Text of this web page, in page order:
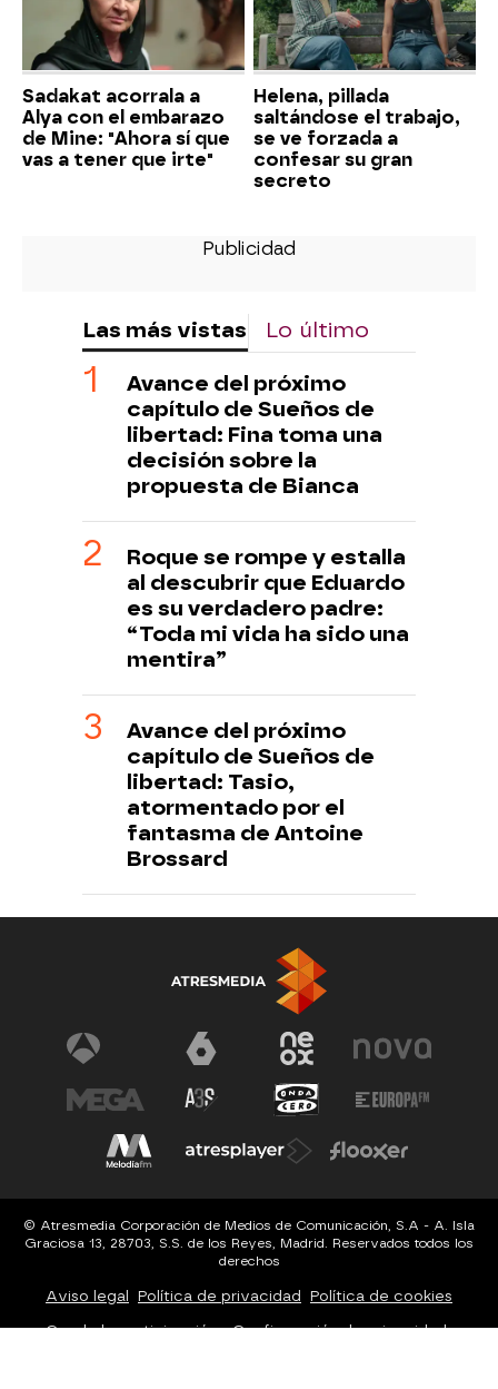
Sadakat acorrala a
Alya con el embarazo
de Mine: "Ahora sí que
vas a tener que irte"
Helena, pillada
saltándose el trabajo,
se ve forzada a
confesar su gran
secreto
Las más vistas Lo último
Avance del próximo
capítulo de Sueños de
libertad: Fina toma una
decisión sobre la
propuesta de Bianca
Roque se rompe y estalla
al descubrir que Eduardo
es su verdadero padre:
“Toda mi vida ha sido una
mentira”
Avance del próximo
capítulo de Sueños de
libertad: Tasio,
atormentado por el
fantasma de Antoine
Brossard
© Atresmedia Corporación de Medios de Comunicación, S.A - A. Isla
Graciosa 13, 28703, S.S. de los Reyes, Madrid. Reservados todos los
derechos
Aviso legal Política de privacidad Política de cookies
Cond. de participación Configuración de privacidad